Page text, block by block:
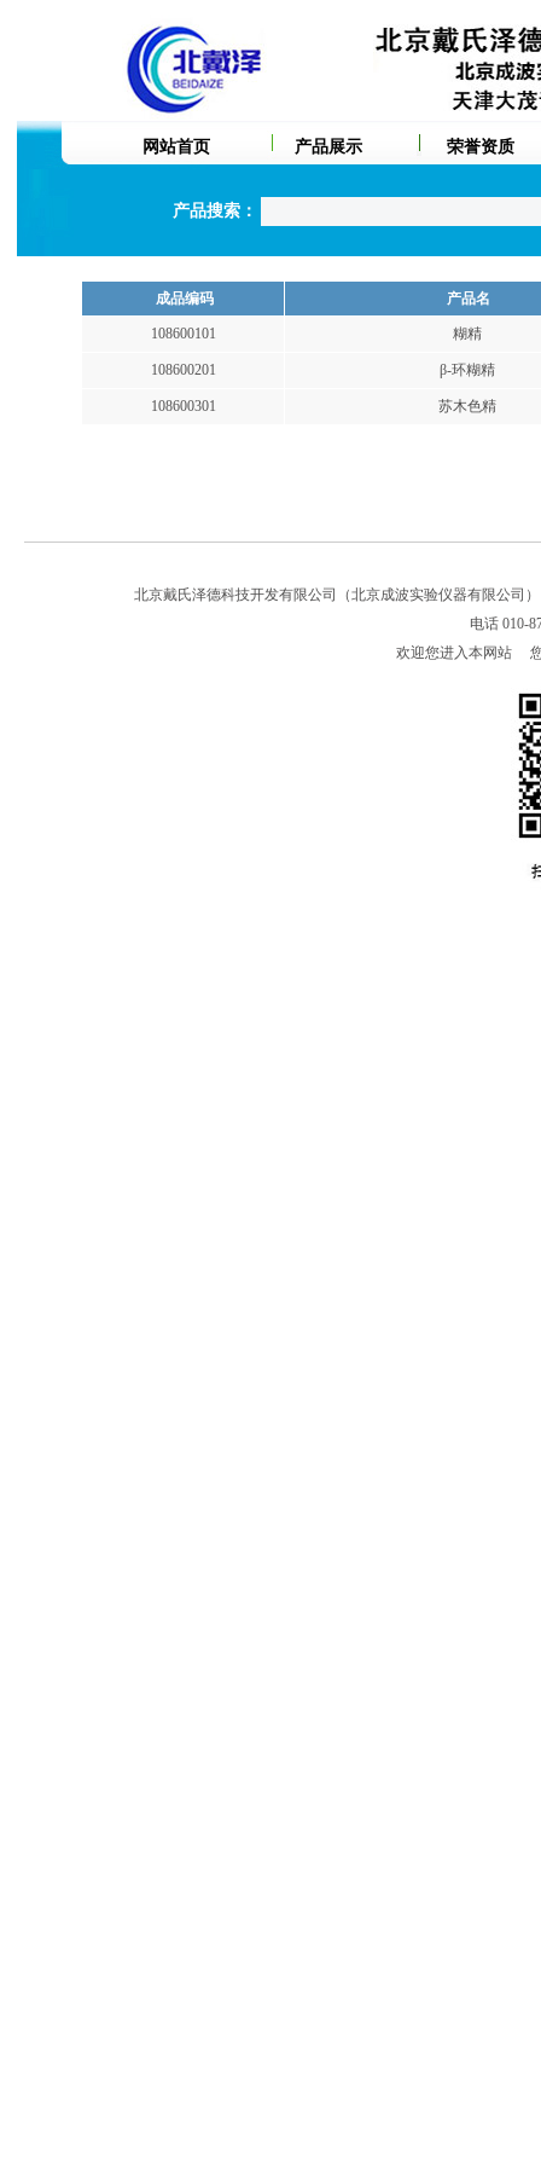
网站首页 产品展示 荣誉资质
产品搜索：
成品编码 产品名
108600101 糊精
108600201 β-环糊精
108600301 苏木色精
北京戴氏泽德科技开发有限公司（北京成波实验仪器有限公司
电话 010-
欢迎您进入本网站